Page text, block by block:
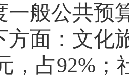
一般公共预
方面：文化
，占92%；